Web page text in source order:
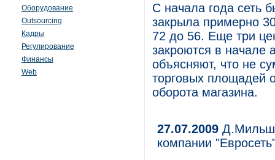
Оборудование
Outsourcing
Кадры
Регулирование
Финансы
Web
С начала года сеть
закрыла примерно
72 до 56. Еще три
закроются в начале
объясняют, что не
торговых площадей
оборота магазина.
27.07.2009
компании